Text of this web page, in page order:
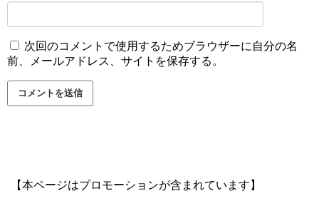
次回のコメントで使用するためブラウザーに自分の名
前、メールアドレス、サイトを保存する。
【本ページはプロモーションが含まれています】